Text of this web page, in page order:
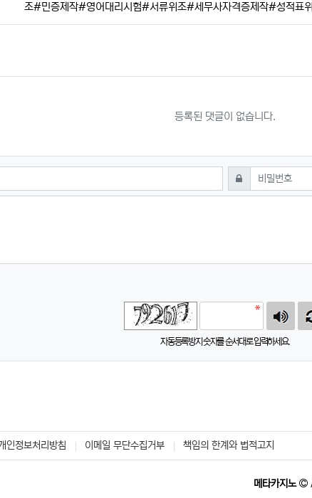
조#민증제작#영어대리시험#서류위조#세무사자격증제작#성적표
등록된 댓글이 없습니다.
비밀번호필수
자동등록방지 숫자를 순서대로 입력하세요.
인정보처리방침 이메일 무단수집거부 책임의 한계와 법적고지
메타카지노